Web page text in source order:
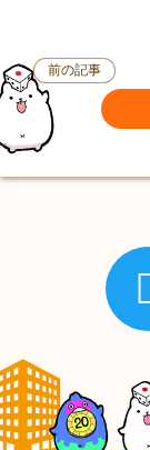
前の記事